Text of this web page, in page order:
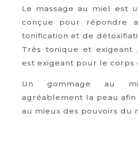
Le massage au miel est
conçue pour répondre
tonification et de
Très tonique et exigeant
est exigeant pour le corps
Un gommage au
agréablement la peau
au mieux des pouvoirs du